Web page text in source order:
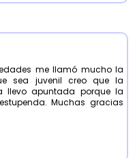
me llamó mucho la
sea juvenil creo que la
llevo apuntada porque la
Muchas gracias